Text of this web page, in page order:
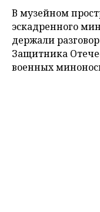
В музейном
эскадренного
держали
Защитника
военных